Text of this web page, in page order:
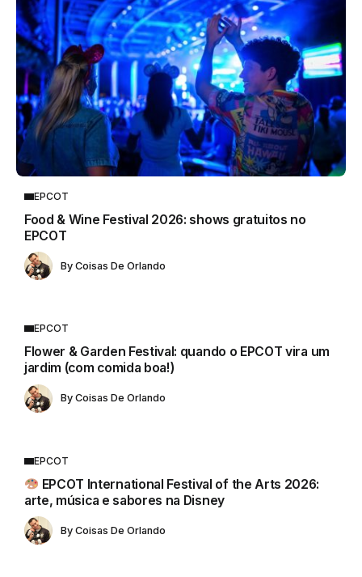
EPCOT
Food & Wine Festival 2026: shows gratuitos no
EPCOT
By Coisas De Orlando
EPCOT
Flower & Garden Festival: quando o EPCOT vira um
jardim (com comida boa!)
By Coisas De Orlando
EPCOT
EPCOT International Festival of the Arts 2026:
arte, música e sabores na Disney
By Coisas De Orlando